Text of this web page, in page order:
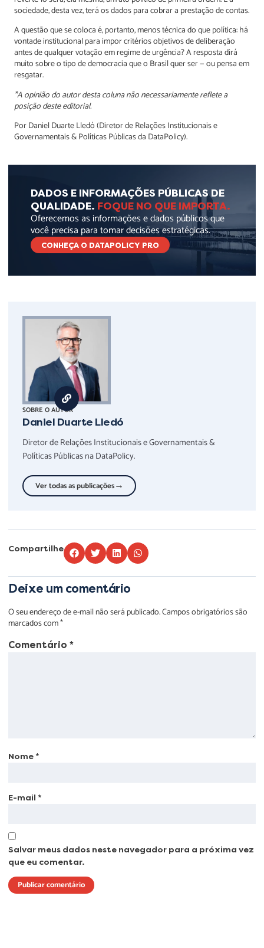
sociedade, desta vez, terá os dados para cobrar a prestação de contas.
A questão que se coloca é, portanto, menos técnica do que política: há
vontade institucional para impor critérios objetivos de deliberação
antes de qualquer votação em regime de urgência? A resposta dirá
muito sobre o tipo de democracia que o Brasil quer ser — ou pensa em
resgatar.
*A opinião do autor desta coluna não necessariamente reflete a
posição deste editorial.
Por Daniel Duarte Lledó (Diretor de Relações Institucionais e
Governamentais & Políticas Públicas da DataPolicy).
DADOS E INFORMAÇÕES PÚBLICAS DE
QUALIDADE. FOQUE NO QUE IMPORTA.
Oferecemos as informações e dados públicos que
você precisa para tomar decisões estratégicas.
CONHEÇA O DATAPOLICY PRO
SOBRE O AUTOR
Daniel Duarte Lledó
Diretor de Relações Institucionais e Governamentais &
Políticas Públicas na DataPolicy.
Ver todas as publicações→
Compartilhe
Deixe um comentário
O seu endereço de e-mail não será publicado.Campos obrigatórios são
marcados com*
Comentário *
Nome *
E-mail *
Salvar meus dados neste navegador para a próxima vez
que eu comentar.